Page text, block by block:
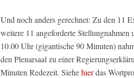
Und noch anders gerechnet: Zu den 11
weitere 11 angeforderte
10.00 Uhr (gigantische 90 Minuten)
den Plenarsaal zu einer
Minuten Redezeit. Siehehierdas